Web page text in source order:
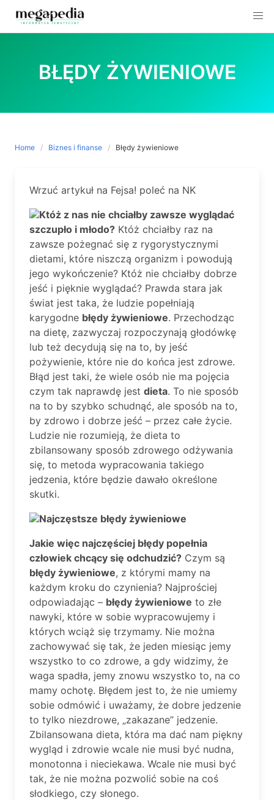
BŁĘDY ŻYWIENIOWE
Home Biznes i finanse Błędy żywieniowe
Wrzuć artykuł na Fejsa! poleć na NK
Któż z nas nie chciałby zawsze wyglądać
szczupło i młodo? Któż chciałby raz na
zawsze pożegnać się z rygorystycznymi
dietami, które niszczą organizm i powodują
jego wykończenie? Któż nie chciałby dobrze
jeść i pięknie wyglądać? Prawda stara jak
świat jest taka, że ludzie popełniają
karygodne błędy żywieniowe. Przechodząc
na dietę, zazwyczaj rozpoczynają głodówkę
lub też decydują się na to, by jeść
pożywienie, które nie do końca jest zdrowe.
Błąd jest taki, że wiele osób nie ma pojęcia
czym tak naprawdę jest dieta. To nie sposób
na to by szybko schudnąć, ale sposób na to,
by zdrowo i dobrze jeść – przez całe życie.
Ludzie nie rozumieją, że dieta to
zbilansowany sposób zdrowego odżywania
się, to metoda wypracowania takiego
jedzenia, które będzie dawało określone
skutki.
Najczęstsze błędy żywieniowe
Jakie więc najczęściej błędy popełnia
człowiek chcący się odchudzić? Czym są
błędy żywieniowe, z którymi mamy na
każdym kroku do czynienia? Najprościej
odpowiadając – błędy żywieniowe to złe
nawyki, które w sobie wypracowujemy i
których wciąż się trzymamy. Nie można
zachowywać się tak, że jeden miesiąc jemy
wszystko to co zdrowe, a gdy widzimy, że
waga spadła, jemy znowu wszystko to, na co
mamy ochotę. Błędem jest to, że nie umiemy
sobie odmówić i uważamy, że dobre jedzenie
to tylko niezdrowe, „zakazane” jedzenie.
Zbilansowana dieta, która ma dać nam piękny
wygląd i zdrowie wcale nie musi być nudna,
monotonna i nieciekawa. Wcale nie musi być
tak, że nie można pozwolić sobie na coś
słodkiego, czy słonego.